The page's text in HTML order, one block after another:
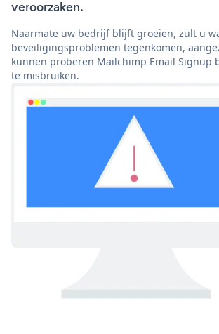
veroorzaken.
Naarmate uw bedrijf blijft groeien, zult u
beveiligingsproblemen tegenkomen,
kunnen proberen Mailchimp Email Signup
te misbruiken.